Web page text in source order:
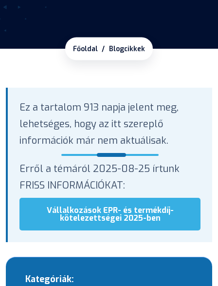
Főoldal Blogcikkek
Ez a tartalom 913 napja jelent meg,
lehetséges, hogy az itt szereplő
információk már nem aktuálisak.
Erről a témáról 2025-08-25 írtunk
FRISS INFORMÁCIÓKAT:
Vállalkozások EPR- és termékdíj-
kötelezettségei 2025-ben
Kategóriák: